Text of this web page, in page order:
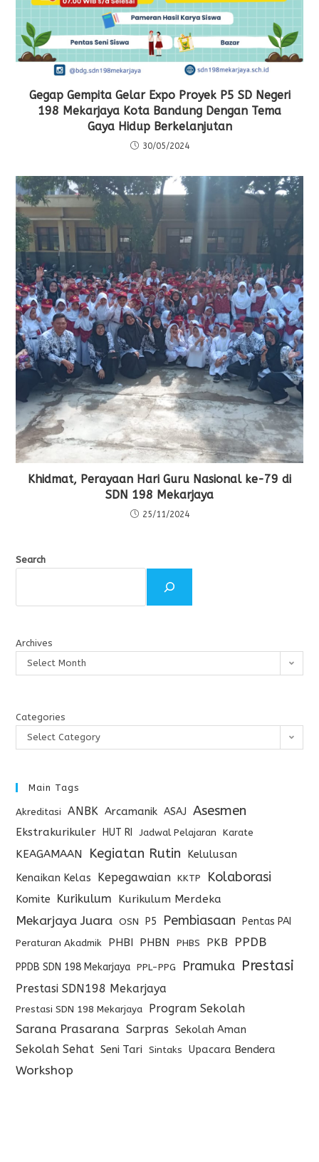
Gegap Gempita Gelar Expo Proyek P5 SD Negeri
198 Mekarjaya Kota Bandung Dengan Tema
Gaya Hidup Berkelanjutan
30/05/2024
Khidmat, Perayaan Hari Guru Nasional ke-79 di
SDN 198 Mekarjaya
25/11/2024
Search
Archives
Select Month
Categories
Select Category
Main Tags
Akreditasi ANBK Arcamanik ASAJ Asesmen
Ekstrakurikuler HUT RI Jadwal Pelajaran Karate
KEAGAMAAN Kegiatan Rutin
Kelulusan
Kenaikan Kelas
Kepegawaian KKTP Kolaborasi
Komite Kurikulum Kurikulum Merdeka
Mekarjaya Juara OSN P5 Pembiasaan Pentas PAI
Peraturan Akadmik PHBI PHBN PHBS PKB PPDB
PPDB SDN 198 Mekarjaya PPL-PPG Pramuka Prestasi
Prestasi SDN198 Mekarjaya
Prestasi SDN 198 Mekarjaya
Program Sekolah
Sarana Prasarana Sarpras Sekolah Aman
Sekolah Sehat Seni Tari Sintaks Upacara Bendera
Workshop